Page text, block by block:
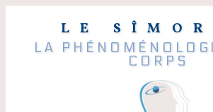
LE
LA
CORPS